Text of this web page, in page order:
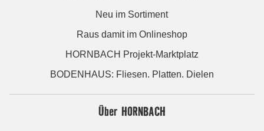
Neu im Sortiment
Raus damit im Onlineshop
HORNBACH Projekt-Marktplatz
BODENHAUS: Fliesen. Platten. Dielen
Über HORNBACH